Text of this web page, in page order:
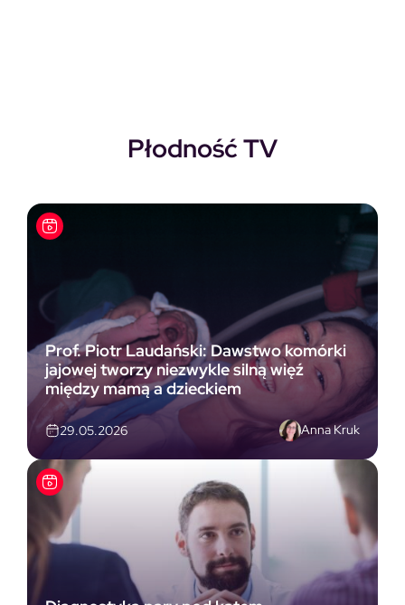
Płodność TV
Prof. Piotr Laudański: Dawstwo komórki
jajowej tworzy niezwykle silną więź
między mamą a dzieckiem
29.05.2026 Anna Kruk